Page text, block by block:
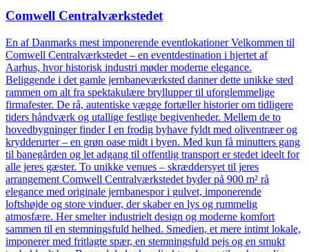
Comwell Centralværkstedet
En af Danmarks mest imponerende eventlokationer Velkommen til
Comwell Centralværkstedet – en eventdestination i hjertet af
Aarhus, hvor historisk industri møder moderne elegance.
Beliggende i det gamle jernbaneværksted danner dette unikke sted
rammen om alt fra spektakulære bryllupper til uforglemmelige
firmafester. De rå, autentiske vægge fortæller historier om tidligere
tiders håndværk og utallige festlige begivenheder. Mellem de to
hovedbygninger finder I en frodig byhave fyldt med oliventræer og
krydderurter – en grøn oase midt i byen. Med kun få minutters gang
til banegården og let adgang til offentlig transport er stedet ideelt for
alle jeres gæster. To unikke venues – skræddersyet til jeres
arrangement Comwell Centralværkstedet byder på 900 m² rå
elegance med originale jernbanespor i gulvet, imponerende
loftshøjde og store vinduer, der skaber en lys og rummelig
atmosfære. Her smelter industrielt design og moderne komfort
sammen til en stemningsfuld helhed. Smedien, et mere intimt lokale,
imponerer med fritlagte spær, en stemningsfuld pejs og en smukt